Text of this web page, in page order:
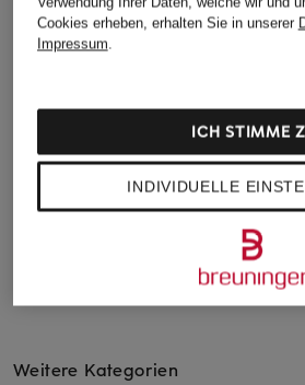
Jeans RE.MAINE
Regular Fit
JACOB COHEN
Bestpreis:339,99 €
Weitere Kategorien
Cookies erheben, erhalten Sie in unserer
Impressum.
INDIVIDUELLE
ICH STIMME